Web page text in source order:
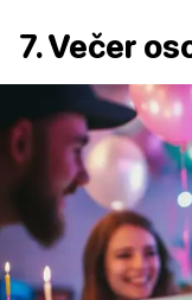
7. Večer